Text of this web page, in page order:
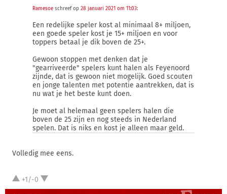
Ramesoe schreef op 28 januari 2021 om 11:03:
Een redelijke speler kost al minimaal 8+ miljoen,
een goede speler kost je 15+ miljoen en voor
toppers betaal je dik boven de 25+.
Gewoon stoppen met denken dat je
"gearriveerde" spelers kunt halen als Feyenoord
zijnde, dat is gewoon niet mogelijk. Goed scouten
en jonge talenten met potentie aantrekken, dat is
nu wat je het beste kunt doen.
Je moet al helemaal geen spelers halen die
boven de 25 zijn en nog steeds in Nederland
spelen. Dat is niks en kost je alleen maar geld.
Volledig mee eens.
+1/-0